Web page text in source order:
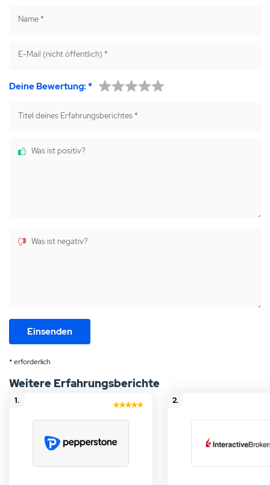
Name *
E-Mail (nicht öffentlich) *
Deine Bewertung: *
Titel deines Erfahrungsberichtes *
Was ist positiv?
Was ist negativ?
* erforderlich
Weitere Erfahrungsberichte
1. 2.